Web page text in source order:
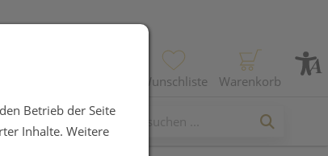
Wunschliste Warenkorb
Betrieb der Seite
Inhalte. Weitere